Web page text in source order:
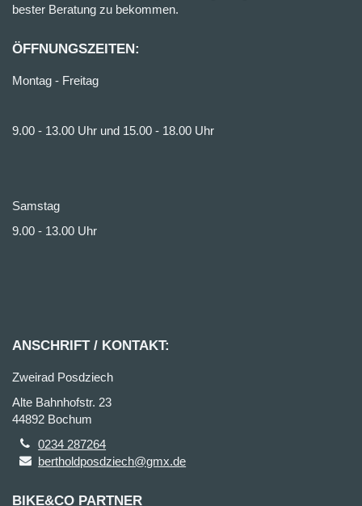
bester Beratung zu bekommen.
ÖFFNUNGSZEITEN:
Montag - Freitag
9.00 - 13.00 Uhr und 15.00 - 18.00 Uhr
Samstag
9.00 - 13.00 Uhr
ANSCHRIFT / KONTAKT:
Zweirad Posdziech
Alte Bahnhofstr. 23
44892 Bochum
0234 287264
bertholdposdziech@gmx.de
BIKE&CO PARTNER